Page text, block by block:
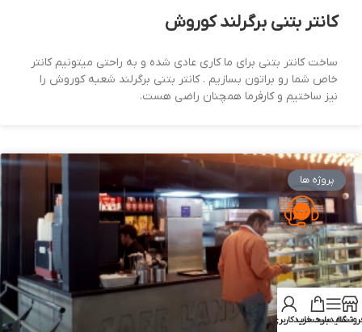
کانتر بتنی برگرلند کوروش
ساخت کانتر بتنی برای ما کاری عادی شده و به راحتی میتونیم کانتر
خاص شما رو براتون بسازیم . کانتر بتنی برگرلند شعبه کوروش را
نیز ساختیم و کارفرما همچنان راضی هست.
پروژه ها
سایدبارسبد خرید
حساب کاربری من